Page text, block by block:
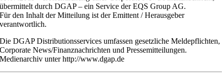
übermittelt durch DGAP – ein Service der EQS Group AG.
Für den Inhalt der Mitteilung ist der Emittent / Herausgeber
verantwortlich.
Die DGAP Distributionsservices umfassen gesetzliche Meldepflichten,
Corporate News/Finanznachrichten und Pressemitteilungen.
Medienarchiv unter http://www.dgap.de